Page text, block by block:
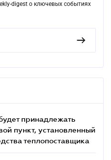
digest о ключевых событиях
принадлежать
пункт, установленный
теплопоставщика